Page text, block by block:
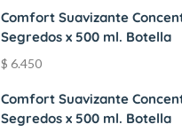
Comfort Suavizante
Segredos x 500 ml. Botella
$ 6.450
Comfort Suavizante
Segredos x 500 ml. Botella